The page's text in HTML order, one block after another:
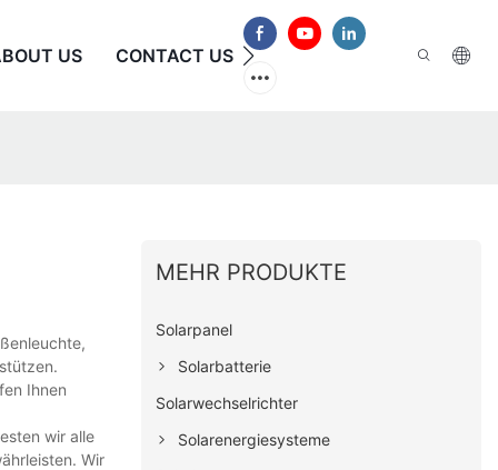
US CONTACT US HÄUFIG GESTELLTE
Ihnen
wir alle
Wir
MEHR PRODUKTE
Solarpanel
Solarbatterie
Solarwechselrichter
Solarenergiesysteme